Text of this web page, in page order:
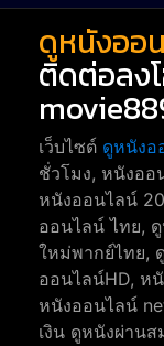
ดูหนังออ
ติดต่อลง
เว็บไซต์ ดูหนังอ
ชั่วโมง, หนังออ
หนังออนไลน์
ออนไลน์ ไทย,
ใหม่พากย์ไทย,
ออนไลน์HD, ห
หนังออนไลน์
เงิน ดูหนังผ่านส